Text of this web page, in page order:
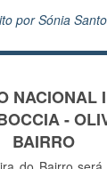
porSónia
NACIONAL
-
BAIRRO